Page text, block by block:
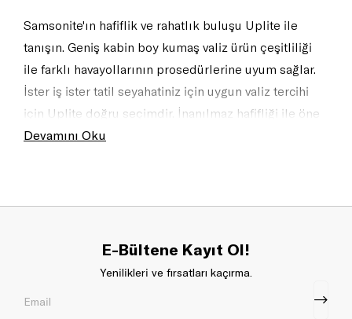
Samsonite'ın hafiflik ve rahatlık buluşu Uplite ile
tanışın. Geniş kabin boy kumaş valiz ürün çeşitliliği
ile farklı havayollarının prosedürlerine uyum sağlar.
İster iş ister tatil seyahatiniz için uygun valiz tercihi
için Uplite doğru seçimdir. İnanılmaz hafifliği ile öne
çıkan bu koleksiyonun şık tasarım detayları,
Devamını Oku
E-Bültene Kayıt Ol!
Yenilikleri ve fırsatları kaçırma.